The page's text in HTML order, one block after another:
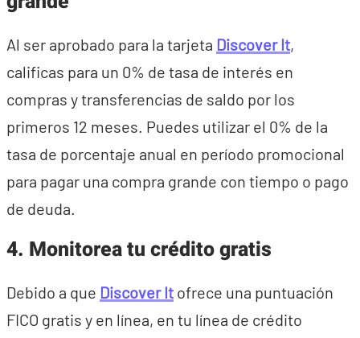
Al ser aprobado para la tarjeta Discover It,
calificas para un 0% de tasa de interés en
compras y transferencias de saldo por los
primeros 12 meses. Puedes utilizar el 0% de la
tasa de porcentaje anual en período promocional
para pagar una compra grande con tiempo o pago
de deuda.
4. Monitorea tu crédito gratis
Debido a que Discover It ofrece una puntuación
FICO gratis y en línea, en tu línea de crédito